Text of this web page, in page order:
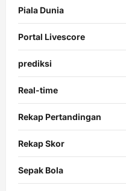
Piala Dunia
Portal Livescore
prediksi
Real-time
Rekap Pertandingan
Rekap Skor
Sepak Bola